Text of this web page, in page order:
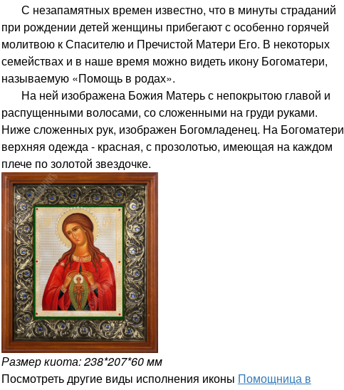
С незапамятных времен известно, что в минуты страданий
при рождении детей женщины прибегают с особенно горячей
молитвою к Спасителю и Пречистой Матери Его. В некоторых
семействах и в наше время можно видеть икону Богоматери,
называемую «Помощь в родах».
На ней изображена Божия Матерь с непокрытою главой и
распущенными волосами, со сложенными на груди руками.
Ниже сложенных рук, изображен Богомладенец. На Богоматери
верхняя одежда - красная, с прозолотью, имеющая на каждом
плече по золотой звездочке.
Размер киота: 238*207*60 мм
Посмотреть другие виды исполнения иконы Помощница в